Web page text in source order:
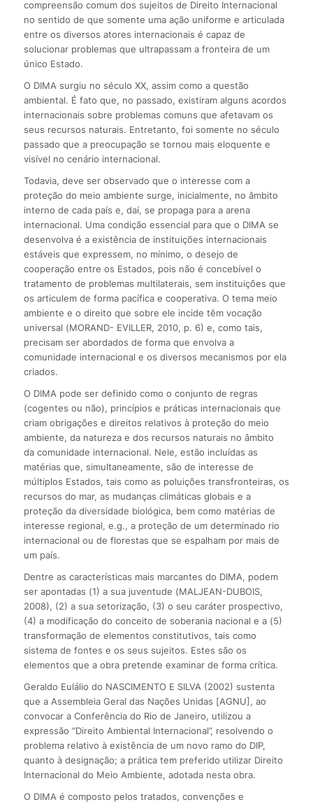
compreensão comum dos sujeitos de Direito Internacional
no sentido de que somente uma ação uniforme e articulada
entre os diversos atores internacionais é capaz de
solucionar problemas que ultrapassam a fronteira de um
único Estado.
O DIMA surgiu no século XX, assim como a questão
ambiental. É fato que, no passado, existiram alguns acordos
internacionais sobre problemas comuns que afetavam os
seus recursos naturais. Entretanto, foi somente no século
passado que a preocupação se tornou mais eloquente e
visível no cenário internacional.
Todavia, deve ser observado que o interesse com a
proteção do meio ambiente surge, inicialmente, no âmbito
interno de cada país e, daí, se propaga para a arena
internacional. Uma condição essencial para que o DIMA se
desenvolva é a existência de instituições internacionais
estáveis que expressem, no mínimo, o desejo de
cooperação entre os Estados, pois não é concebível o
tratamento de problemas multilaterais, sem instituições que
os articulem de forma pacífica e cooperativa. O tema meio
ambiente e o direito que sobre ele incide têm vocação
universal (MORAND- EVILLER, 2010, p. 6) e, como tais,
precisam ser abordados de forma que envolva a
comunidade internacional e os diversos mecanismos por ela
criados.
O DIMA pode ser definido como o conjunto de regras
(cogentes ou não), princípios e práticas internacionais que
criam obrigações e direitos relativos à proteção do meio
ambiente, da natureza e dos recursos naturais no âmbito
da comunidade internacional. Nele, estão incluídas as
matérias que, simultaneamente, são de interesse de
múltiplos Estados, tais como as poluições transfronteiras, os
recursos do mar, as mudanças climáticas globais e a
proteção da diversidade biológica, bem como matérias de
interesse regional, e.g., a proteção de um determinado rio
internacional ou de florestas que se espalham por mais de
um país.
Dentre as características mais marcantes do DIMA, podem
ser apontadas (1) a sua juventude (MALJEAN-DUBOIS,
2008), (2) a sua setorização, (3) o seu caráter prospectivo,
(4) a modificação do conceito de soberania nacional e a (5)
transformação de elementos constitutivos, tais como
sistema de fontes e os seus sujeitos. Estes são os
elementos que a obra pretende examinar de forma crítica.
Geraldo Eulálio do NASCIMENTO E SILVA (2002) sustenta
que a Assembleia Geral das Nações Unidas [AGNU], ao
convocar a Conferência do Rio de Janeiro, utilizou a
expressão “Direito Ambiental Internacional”, resolvendo o
problema relativo à existência de um novo ramo do DIP,
quanto à designação; a prática tem preferido utilizar Direito
Internacional do Meio Ambiente, adotada nesta obra.
O DIMA é composto pelos tratados, convenções e